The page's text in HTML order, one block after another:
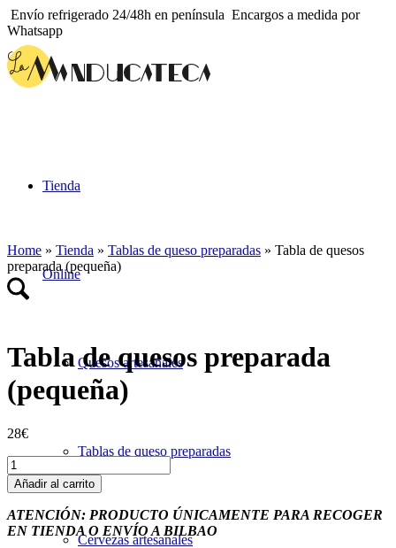
Envío refrigerado 24/48h en península Encargos a medida por
Whatsapp
Tienda
Online
Quesos artesanales
Tablas de queso preparadas
Cervezas artesanales
Home » Tienda » Tablas de queso preparadas » Tabla de quesos
preparada (pequeña)
Tabla de quesos preparada
(pequeña)
28€
Tabla
de
quesos
preparada
(pequeña)
Añadir al carrito
ATENCIÓN: PRODUCTO ÚNICAMENTE PARA RECOGER
EN TIENDA O ENVÍO A BILBAO